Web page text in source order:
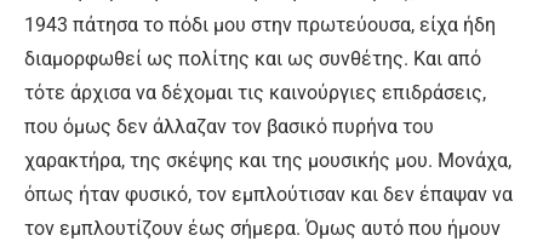
1943 πάτησα το πόδι μου στην πρωτεύουσα, είχα ήδη
διαμορφωθεί ως πολίτης και ως συνθέτης. Και από
τότε άρχισα να δέχομαι τις καινούργιες επιδράσεις,
που όμως δεν άλλαζαν τον βασικό πυρήνα του
χαρακτήρα, της σκέψης και της μουσικής μου. Μονάχα,
όπως ήταν φυσικό, τον εμπλούτισαν και δεν έπαψαν να
τον εμπλουτίζουν έως σήμερα. Όμως αυτό που ήμουν